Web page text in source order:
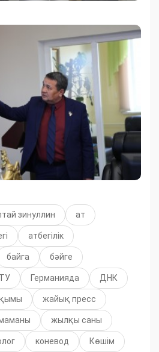
зинуллин ат
атбегілік
байга бәйге
Германияда ДНК
жайық пресс
жылқы саны
коневод Көшім